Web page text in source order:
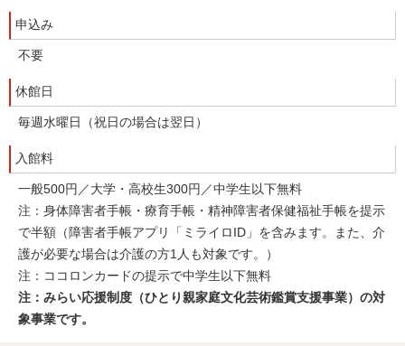
申込み
不要
休館日
毎週水曜日（祝日の場合は翌日）
入館料
一般500円／大学・高校生300円／中学生以下無料
注：身体障害者手帳・療育手帳・精神障害者保健福祉手帳を提示
で半額（障害者手帳アプリ「ミライロID」を含みます。また、介
護が必要な場合は介護の方1人も対象です。）
注：ココロンカードの提示で中学生以下無料
注：みらい応援制度（ひとり親家庭文化芸術鑑賞支援事業）の対
象事業です。